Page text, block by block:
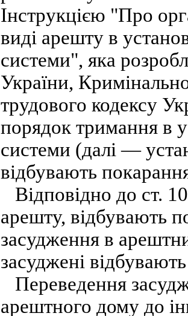
Інструкцією "Про
виді арешту в
системи", яка
України,
трудового кодексу
порядок тримання в
системи (далі —
відбувають
Відповідно до ст.
арешту, відбувають
засудження в
засуджені
Переведення
арештного дому до